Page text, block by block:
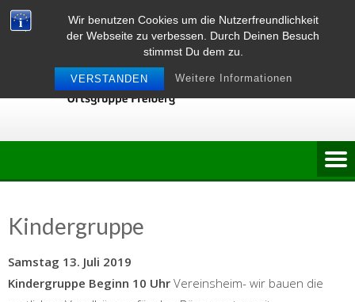
Wir benutzen Cookies um die Nutzerfreundlichkeit
der Webseite zu verbessen. Durch Deinen Besuch
stimmst Du dem zu.
VERSTANDEN Weitere Informationen
Skip
to
Kindergruppe
Samstag 13. Juli 2019
Kindergruppe Beginn 10 Uhr Vereinsheim- wir bauen die